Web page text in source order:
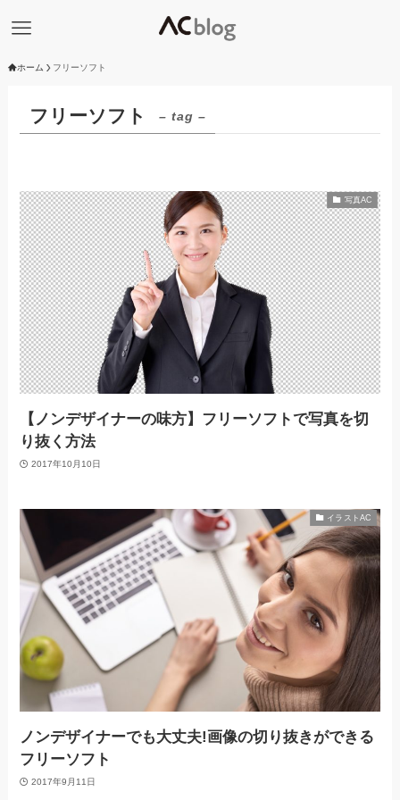
ホーム フリーソフト
フリーソフト – tag –
写真AC
【ノンデザイナーの味方】フリーソフトで写真を切
り抜く方法
2017年10月10日
イラストAC
ノンデザイナーでも大丈夫!画像の切り抜きができる
フリーソフト
2017年9月11日